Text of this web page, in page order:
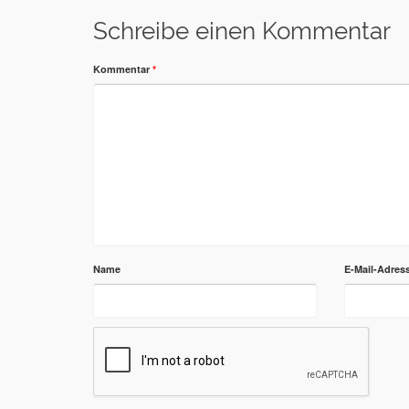
Schreibe einen Kommentar
Kommentar *
Name E-Mail-